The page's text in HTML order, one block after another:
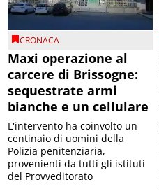
CRONACA
Maxi operazione al
carcere di Brissogne:
sequestrate armi
bianche e un cellulare
L'intervento ha coinvolto un
centinaio di uomini della
Polizia penitenziaria,
provenienti da tutti gli istituti
del Provveditorato